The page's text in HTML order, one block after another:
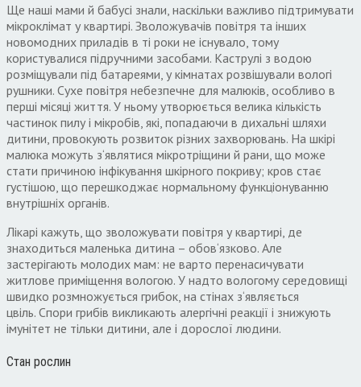
Ще наші мами й бабусі знали наскільки важливо підтримувати
мікроклімат у квартирі. Зволожувачів повітря та інших
новомодних приладів в ті роки не існувало тому
користувалися підручними засобами. Каструлі з водою
розміщували під батареями у кімнатах розвішували вологі
рушники. Сухе повітря небезпечне для малюків особливо в
перші місяці життя. У ньому утворюється велика кількість
частинок пилу і мікробів які попадаючи в дихальні шляхи
дитини провокують розвиток різних захворювань. На шкірі
малюка можуть з‘являтися мікротріщини й рани що може
стати причиною інфікування шкірного покриву; кров стає
густішою що перешкоджає нормальному функціонуванню
внутрішніх органів.
Лікарі кажуть що зволожувати повітря у квартирі де
знаходиться маленька дитина – обов‘язково. Але
застерігають молодих мам: не варто перенасичувати
житлове приміщення вологою. У надто вологому середовищі
швидко розмножується грибок на стінах з‘являється
цвіль. Спори грибів викликають алергічні реакції і знижують
імунітет не тільки дитини але і дорослої людини.
Стан рослин